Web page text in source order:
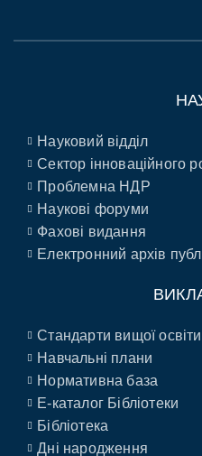
Науковий відділ
Сектор інноваційного
Проблемна НДР
Наукові форуми
Фахові видання
Електронний архів
Стандарти вищої освіти
Навчальні плани
Нормативна база
E-каталог Бібліотеки
Бібліотека
Дні народження